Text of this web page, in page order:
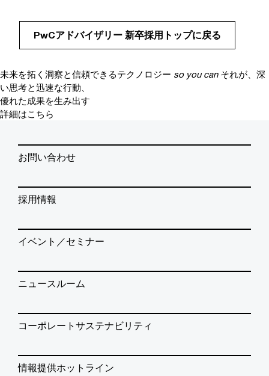
PwCアドバイザリー 新卒採用トップに戻る
未来を拓く洞察と信頼できるテクノロジー so you can それが、深
い思考と迅速な行動、
優れた成果を生み出す
詳細はこちら
お問い合わせ
採用情報
イベント／セミナー
ニュースルーム
コーポレートサステナビリティ
情報提供ホットライン